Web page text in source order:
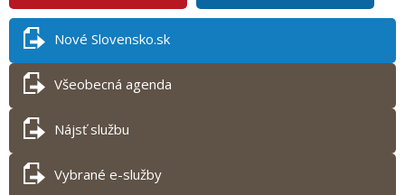
Nové Slovensko.sk
Všeobecná agenda
Nájsť službu
Vybrané e-služby